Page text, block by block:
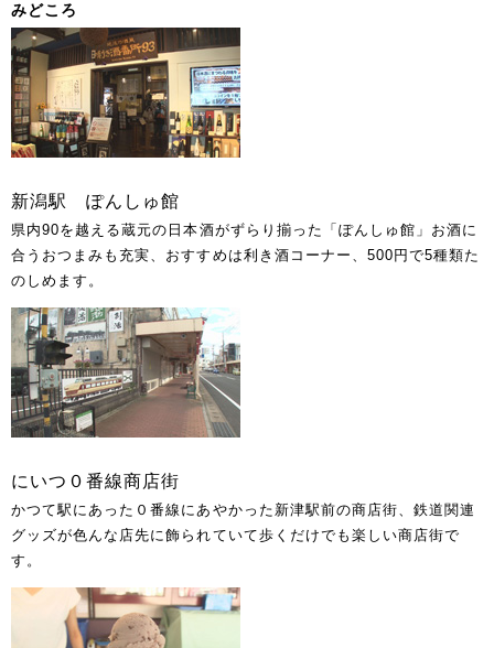
みどころ
新潟駅 ぽんしゅ館
県内90を越える蔵元の日本酒がずらり揃った「ぽんしゅ館」お酒に
合うおつまみも充実、おすすめは利き酒コーナー、500円で5種類た
のしめます。
にいつ０番線商店街
かつて駅にあった０番線にあやかった新津駅前の商店街、鉄道関連
グッズが色んな店先に飾られていて歩くだけでも楽しい商店街で
す。